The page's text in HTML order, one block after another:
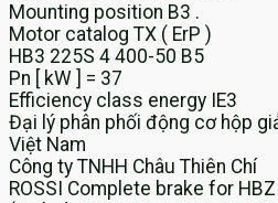
Mounting position B3 .
Motor catalog TX ( ErP )
HB3 225S 4 400-50 B5
Pn [ kW ] = 37
Efficiency class energy IE3
Đại lý phân phối động cơ hộp
Việt Nam
Công ty TNHH Châu Thiên Chí
ROSSI Complete brake for